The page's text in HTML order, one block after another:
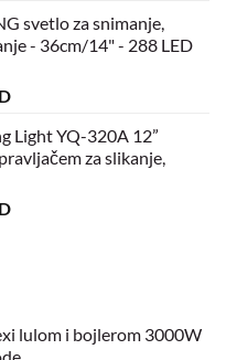
svetlo za snimanje,
- 36cm/14" - 288 LED
Light YQ-320A 12”
za slikanje,
lulom i bojlerom 3000W